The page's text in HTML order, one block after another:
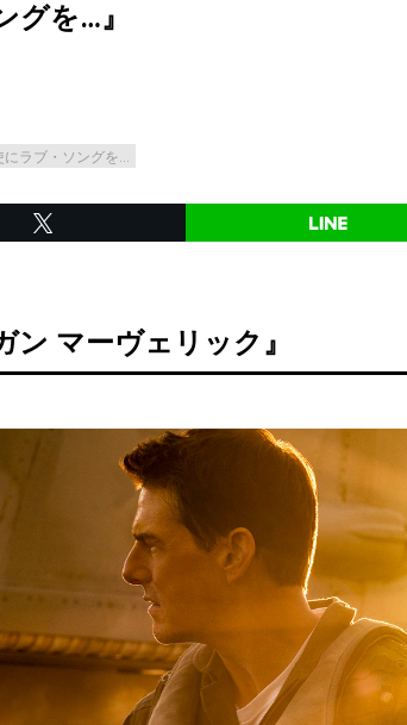
グを…』
にラブ・ソングを…
ン マーヴェリック』